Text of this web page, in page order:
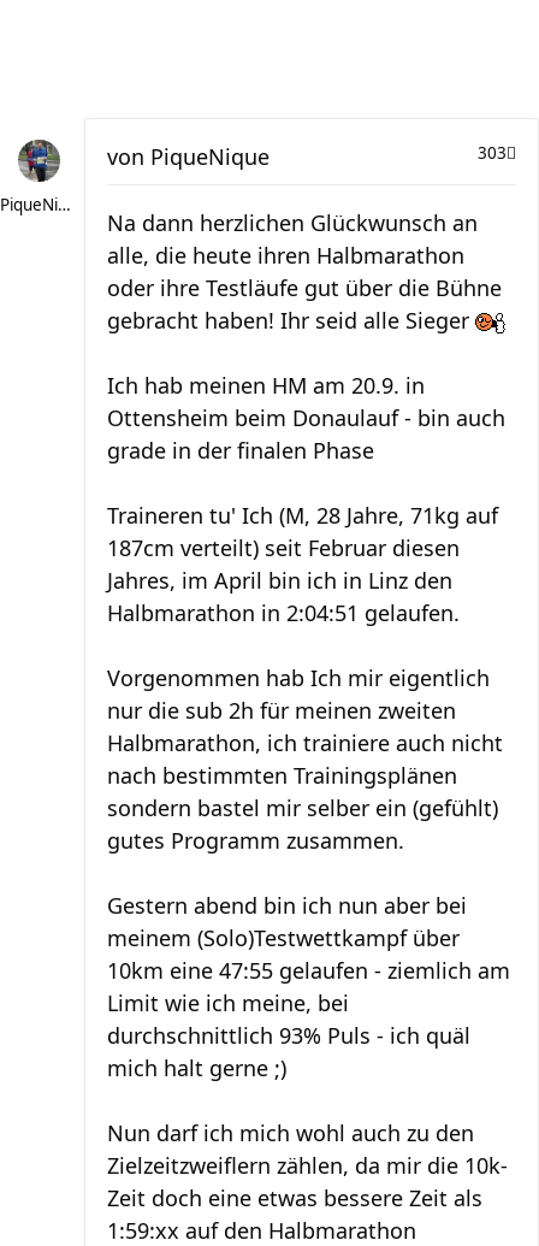
PiqueNique
303
von PiqueNique
Na dann herzlichen Glückwunsch an
alle, die heute ihren Halbmarathon
oder ihre Testläufe gut über die Bühne
gebracht haben! Ihr seid alle Sieger
Ich hab meinen HM am 20.9. in
Ottensheim beim Donaulauf - bin auch
grade in der finalen Phase
Traineren tu' Ich (M, 28 Jahre, 71kg auf
187cm verteilt) seit Februar diesen
Jahres, im April bin ich in Linz den
Halbmarathon in 2:04:51 gelaufen.
Vorgenommen hab Ich mir eigentlich
nur die sub 2h für meinen zweiten
Halbmarathon, ich trainiere auch nicht
nach bestimmten Trainingsplänen
sondern bastel mir selber ein (gefühlt)
gutes Programm zusammen.
Gestern abend bin ich nun aber bei
meinem (Solo)Testwettkampf über
10km eine 47:55 gelaufen - ziemlich am
Limit wie ich meine, bei
durchschnittlich 93% Puls - ich quäl
mich halt gerne ;)
Nun darf ich mich wohl auch zu den
Zielzeitzweiflern zählen, da mir die 10k-
Zeit doch eine etwas bessere Zeit als
1:59:xx auf den Halbmarathon